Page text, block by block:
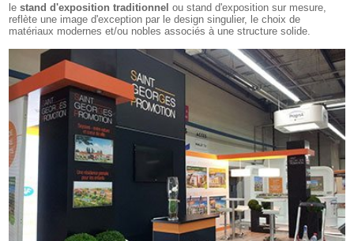
le stand d'exposition traditionnel ou stand d'exposition sur mesure,
reflète une image d'exception par le design singulier, le choix de
matériaux modernes et/ou nobles associés à une structure solide.